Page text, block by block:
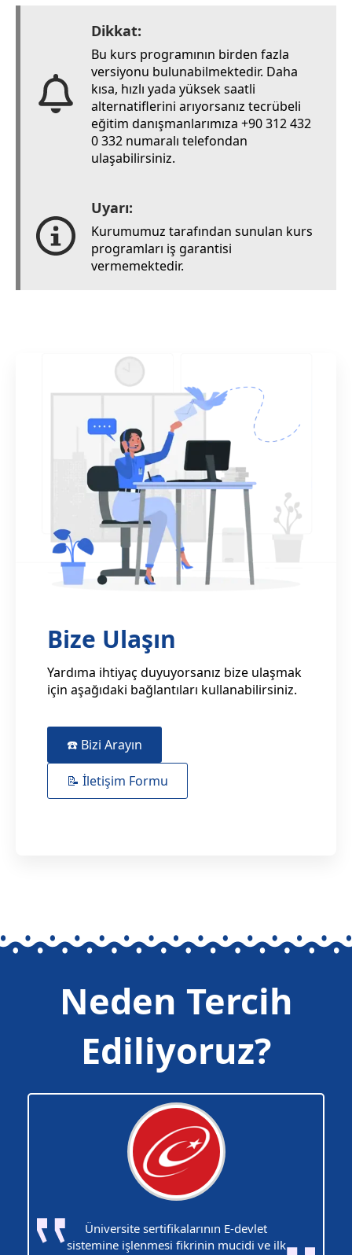
Dikkat:
Bu kurs programının birden fazla
versiyonu bulunabilmektedir. Daha
kısa, hızlı yada yüksek saatli
alternatiflerini arıyorsanız tecrübeli
eğitim danışmanlarımıza +90 312 432
0 332 numaralı telefondan
ulaşabilirsiniz.
Uyarı:
Kurumumuz tarafından sunulan kurs
programları iş garantisi
vermemektedir.
Bize Ulaşın
Yardıma ihtiyaç duyuyorsanız bize ulaşmak
için aşağıdaki bağlantıları kullanabilirsiniz.
☎️ Bizi Arayın
📝 İletişim Formu
Neden Tercih
Ediliyoruz?
Üniversite sertifikalarının E-devlet
sistemine işlenmesi fikrinin mucidi ve ilk